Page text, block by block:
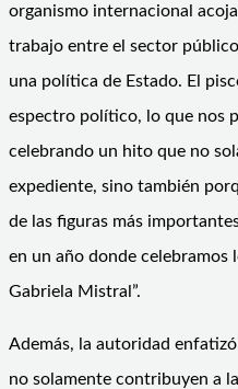
organismo internacional
trabajo entre el sector
una política de Estado. El
espectro político, lo que nos
celebrando un hito que no
expediente, sino también
de las figuras más
en un año donde celebramos
Gabriela Mistral”.
Además, la autoridad
no solamente contribuyen a